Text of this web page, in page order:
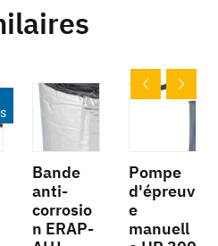
Bande
anti-
corrosio
n ERAP-
Pompe
d'épreuv
e
manuell